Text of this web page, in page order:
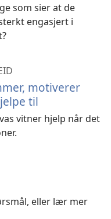
som sier at de
engasjert i
motiverer
til
vitner hjelp når det
eller lær mer